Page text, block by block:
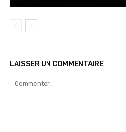
LAISSER UN COMMENTAIRE